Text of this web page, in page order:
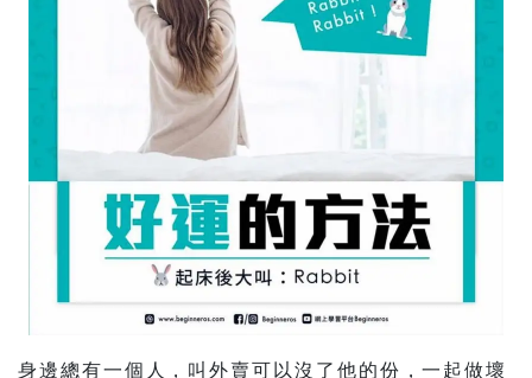
身邊總有一個人，叫外賣可以沒了他的份，一起做壞